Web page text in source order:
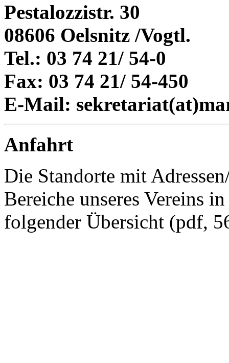
Pestalozzistr. 30
08606 Oelsnitz /Vogtl.
Tel.: 03 74 21/ 54-0
Fax: 03 74 21/ 54-450
E-Mail:
Anfahrt
Die Standorte mit
Bereiche unseres Vereins
folgender Übersicht (pdf,